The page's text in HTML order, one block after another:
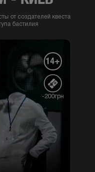
от создателей квеста
бастилия
14+
-200грн